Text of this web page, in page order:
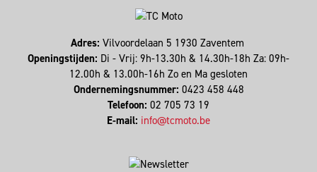
Adres: Vilvoordelaan 5 1930 Zaventem
Openingstijden: Di - Vrij: 9h-13.30h & 14.30h-18h Za: 09h-
12.00h & 13.00h-16h Zo en Ma gesloten
Ondernemingsnummer: 0423 458 448
Telefoon: 02 705 73 19
E-mail: info@tcmoto.be